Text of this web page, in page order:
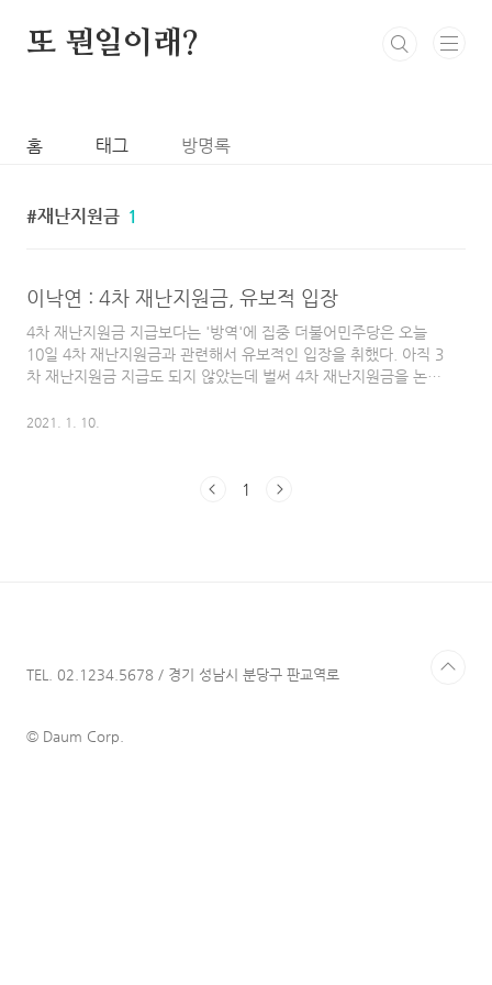
본문 바로가기
또 뭔일이래?
홈 태그 방명록
재난지원금 1
이낙연 : 4차 재난지원금, 유보적 입장
4차 재난지원금 지급보다는 '방역'에 집중 더불어민주당은 오늘
10일 4차 재난지원금과 관련해서 유보적인 입장을 취했다. 아직 3
차 재난지원금 지급도 되지 않았는데 벌써 4차 재난지원금을 논의
에 "지금은 방역에 집중할 때"라고 밝혔다. 음.. 코로나가 우리나
것보다는 섣부른 판단을 하지 않겠다는 의도로 보인다. 이어서 "코
2021. 1. 10.
1
TEL. 02.1234.5678 / 경기 성남시 분당구 판교역로
© Daum Corp.